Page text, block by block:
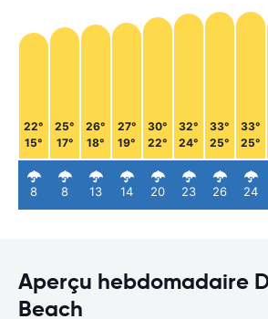
22°
15°
8
25°
17°
8
26°
18°
13
27°
19°
14
30°
22°
20
32°
24°
23
33°
25°
26
33°
25°
24
Aperçu hebdomadaire
Beach